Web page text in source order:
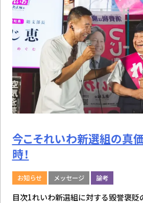
今こそれいわ新選組の真
時！
お知らせ メッセージ 論考
目次1れいわ新選組に対する毀誉褒貶